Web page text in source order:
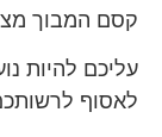
קסם המבוך
עליכם להיות
לאסוף